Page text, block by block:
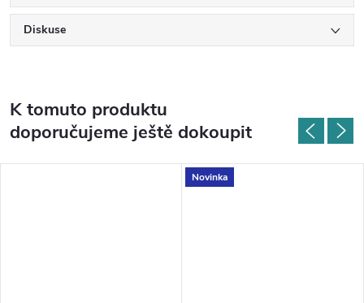
Diskuse
K tomuto produktu
doporučujeme ještě dokoupit
Novinka